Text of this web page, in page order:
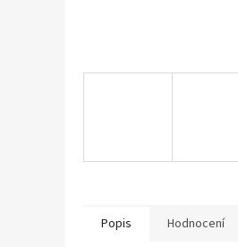
Popis Hodnocení